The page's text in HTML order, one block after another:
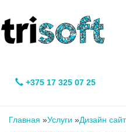
+375 17 325 07 25
Главная »Услуги »Дизайн